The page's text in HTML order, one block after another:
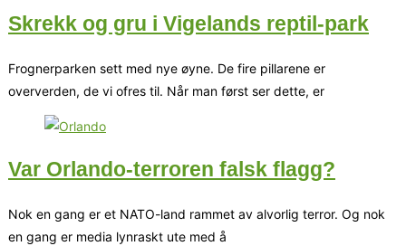
Skrekk og gru i Vigelands reptil-park
Frognerparken sett med nye øyne. De fire pillarene er
oververden, de vi ofres til. Når man først ser dette, er
Var Orlando-terroren falsk flagg?
Nok en gang er et NATO-land rammet av alvorlig terror. Og nok
en gang er media lynraskt ute med å